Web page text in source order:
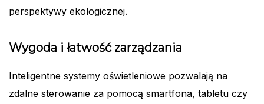
perspektywy ekologicznej.
Wygoda i łatwość zarządzania
Inteligentne systemy oświetleniowe pozwalają na
zdalne sterowanie za pomocą smartfona, tabletu czy